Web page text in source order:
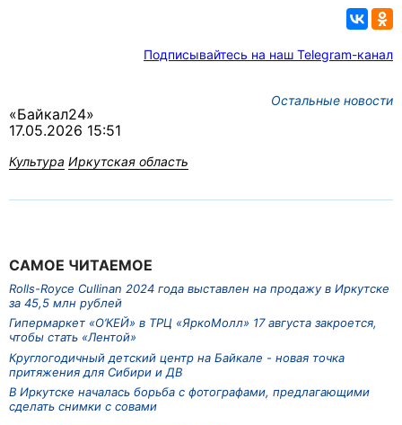
Подписывайтесь на наш Telegram-канал
Остальные новости
«Байкал24»
17.05.2026 15:51
Культура Иркутская область
САМОЕ ЧИТАЕМОЕ
Rolls-Royce Cullinan 2024 года выставлен на продажу в Иркутске
за 45,5 млн рублей
Гипермаркет «О’КЕЙ» в ТРЦ «ЯркоМолл» 17 августа закроется,
чтобы стать «Лентой»
Круглогодичный детский центр на Байкале - новая точка
притяжения для Сибири и ДВ
В Иркутске началась борьба с фотографами, предлагающими
сделать снимки с совами